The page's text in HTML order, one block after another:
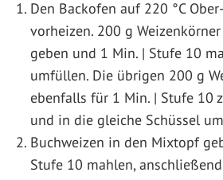
Den Backofen auf 220 °C
vorheizen. 200 g
geben und 1 Min. | Stufe 10
umfüllen. Die übrigen 200 g
ebenfalls für 1 Min. | Stufe 10
und in die gleiche Schüssel
Buchweizen in den Mixtopf
Stufe 10 mahlen,